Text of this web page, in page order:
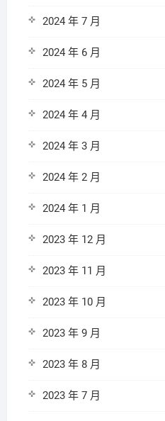
2024 年 7 月
2024 年 6 月
2024 年 5 月
2024 年 4 月
2024 年 3 月
2024 年 2 月
2024 年 1 月
2023 年 12 月
2023 年 11 月
2023 年 10 月
2023 年 9 月
2023 年 8 月
2023 年 7 月